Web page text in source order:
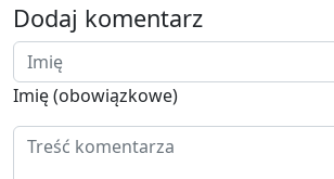
Dodaj komentarz
Imię (obowiązkowe)